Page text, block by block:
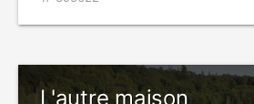
L'autre maison